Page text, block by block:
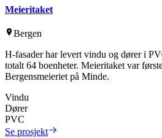
Meieritaket
Bergen
H-fasader har levert vindu og dører i
totalt 64 boenheter. Meieritaket var
Bergensmeieriet på Minde.
Vindu
Dører
PVC
Se prosjekt